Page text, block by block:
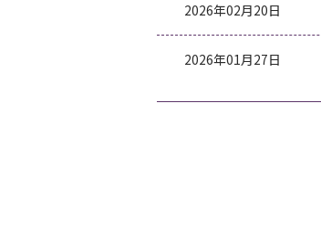
2026年02月20日
2026年01月27日